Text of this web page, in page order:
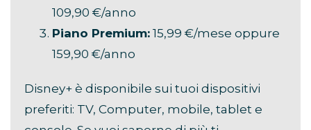
109,90 €/anno
Piano Premium: 15,99 €/mese oppure
159,90 €/anno
Disney+ è disponibile sui tuoi dispositivi
preferiti: TV, Computer, mobile, tablet e